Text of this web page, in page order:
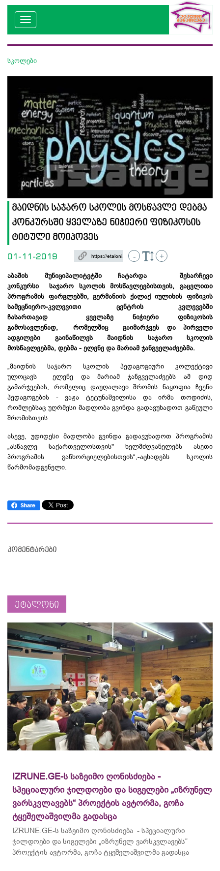
სკოლები
მაიდნის საჯარო სკოლის მოსწავლე დებმა
კონკურსში ყველაზე ნიჭიერი ფიზიკოსის
ტიტული მოიპოვეს
01-11-2019 - +
აბაშის მუნიციპალიტეტში ჩატარდა შესარჩევი
კონკურსი საჯარო სკოლის მოსწავლეებისთვის, გაცვლითი
პროგრამის ფარგლებში, გერმანიის ქალაქ იულიხის ფიზიკის
სამეცნიერო-კვლევითი ცენტრის კვლევებში
ჩასართავად ყველაზე ნიჭიერი ფიზიკოსის
გამოსავლენად, რომელშიც გაიმარჯვეს და პირველი
ადგილები გაინაწილეს მაიდნის საჯარო სკოლის
მოსწავლეებმა, დებმა - ელენე და მარიამ ჯანგველაძეებმა.
„მაიდნის საჯარო სკოლის პედაგოგიური კოლექტივი
ულოცავს ელენე და მარიამ ჯანგველაძეებს ამ დიდ
გამარჯვებას, რომელიც დაუღალავი შრომის ნაყოფია ჩვენი
პედაგოგების - ვაჟა ტეტუნაშვილისა და ირმა თოდიძის,
რომლებსაც უღრმესი მადლობა გვინდა გადავუხადოთ გაწეული
შრომისთვის.
ასევე, უდიდესი მადლობა გვინდა გადავუხადოთ პროგრამის
„ასწავლე საქართველოსთვის" ხელმძღვანელებს ასეთი
პროგრამის განხორციელებისთვის“,-აცხადებს სკოლის
წარმომადგენელი.
კომენტარები
ეტალონი
IZRUNE.GE-ს საზეიმო ღონისძიება -
სპეციალური ჯილდოები და სიგელები „იზრუნელ
ვარსკვლავებს“ პროექტის ავტორმა, გოჩა
ტყეშელაშვილმა გადასცა
IZRUNE.GE-ს საზეიმო ღონისძიება - სპეციალური
ჯილდოები და სიგელები „იზრუნელ ვარსკვლავებს“
პროექტის ავტორმა, გოჩა ტყეშელაშვილმა გადასცა